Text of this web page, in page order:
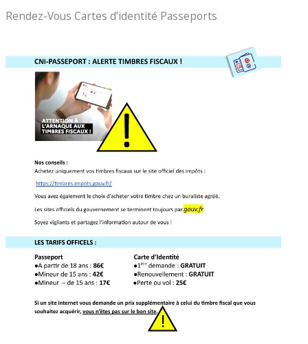
Rendez-Vous Cartes d’identité Passeports